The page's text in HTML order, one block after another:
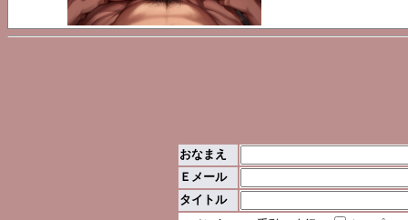
おなまえ
Ｅメール
タイトル